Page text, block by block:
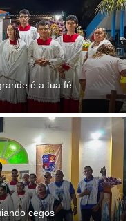
é a tua fé
cegos